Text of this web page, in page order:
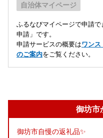
自治体マイページ
ふるなびマイページで申請
申請」です。
申請サービスの概要はワンス
のご案内をご覧ください。
御坊市
御坊市自慢の返礼品✨